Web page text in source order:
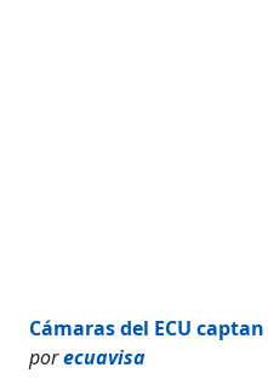
Cámaras del ECU
porecuavisa